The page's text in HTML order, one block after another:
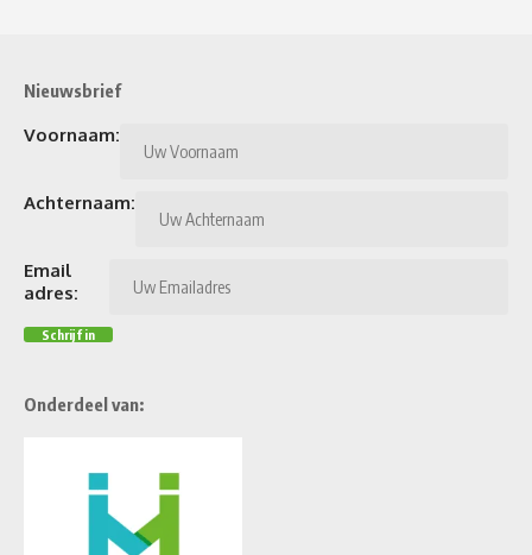
Nieuwsbrief
Voornaam:
Achternaam:
Email
adres:
Onderdeel van: